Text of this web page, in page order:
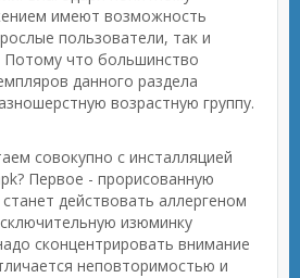
имеют возможность
пользователи, так и
что большинство
данного раздела
возрастную группу.
совокупно с инсталляцией
Первое - прорисованную
действовать аллергеном
изюминку
сконцентрировать внимание
неповторимостью и